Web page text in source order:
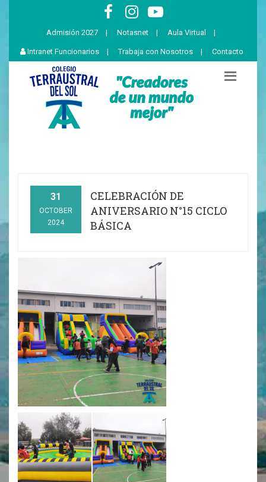
Admisión 2027 | Notasnet | Aula Virtual |
Intranet Funcionarios | Trabaja con Nosotros | Contacto
31
OCTOBER
2024
CELEBRACIÓN DE
ANIVERSARIO N°15 CICLO
BÁSICA